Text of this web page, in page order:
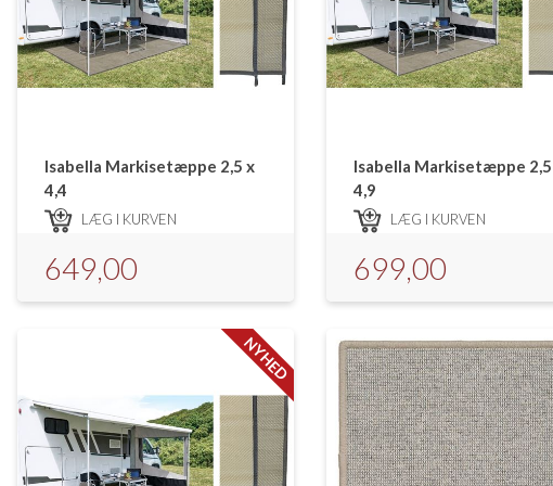
Isabella Markisetæppe 2,5 x
4,4
LÆG I KURVEN
649,00
Isabella Markisetæppe
4,9
LÆG I KURVEN
699,00
NYHED